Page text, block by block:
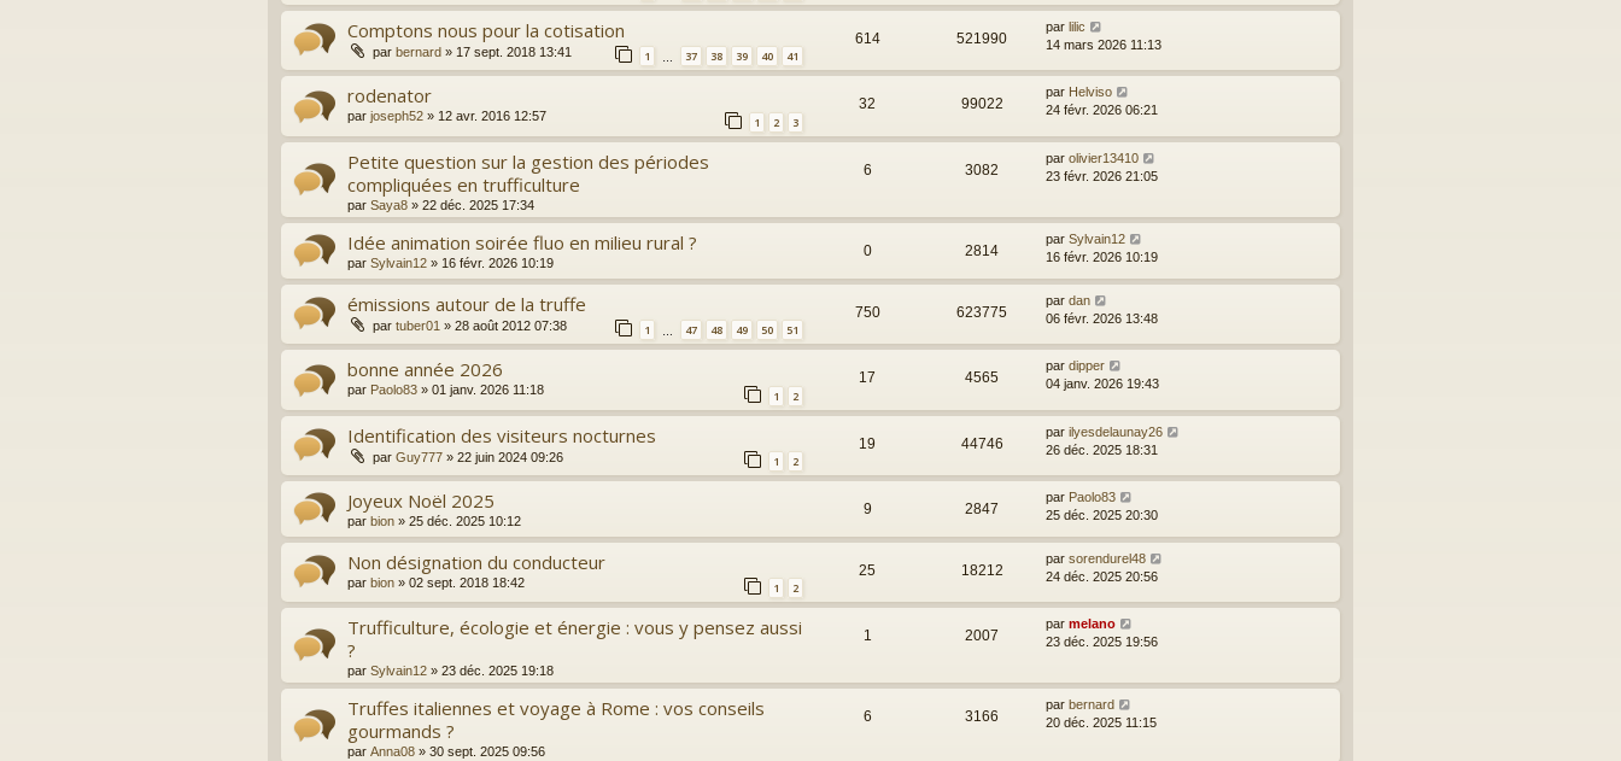
Comptons nous pour la cotisation
par bernard » 17 sept. 2018 13:41 1 … 37 38 39 40 41
614 521990
par lilic
14 mars 2026 11:13
rodenator
par joseph52 » 12 avr. 2016 12:57 1 2 3
32 99022
par Helviso
24 févr. 2026 06:21
Petite question sur la gestion des périodes
compliquées en trufficulture
par Saya8 » 22 déc. 2025 17:34
6 3082
par olivier13410
23 févr. 2026 21:05
Idée animation soirée fluo en milieu rural ?
par Sylvain12 » 16 févr. 2026 10:19
0 2814
par Sylvain12
16 févr. 2026 10:19
émissions autour de la truffe
par tuber01 » 28 août 2012 07:38 1 … 47 48 49 50 51
750 623775
par dan
06 févr. 2026 13:48
bonne année 2026
par Paolo83 » 01 janv. 2026 11:18 1 2
17 4565
par dipper
04 janv. 2026 19:43
Identification des visiteurs nocturnes
par Guy777 » 22 juin 2024 09:26 1 2
19 44746
par ilyesdelaunay26
26 déc. 2025 18:31
Joyeux Noël 2025
par bion » 25 déc. 2025 10:12
9 2847
par Paolo83
25 déc. 2025 20:30
Non désignation du conducteur
par bion » 02 sept. 2018 18:42 1 2
25 18212
par sorendurel48
24 déc. 2025 20:56
Trufficulture, écologie et énergie : vous y pensez aussi
?
par Sylvain12 » 23 déc. 2025 19:18
1 2007
par melano
23 déc. 2025 19:56
Truffes italiennes et voyage à Rome : vos conseils
gourmands ?
par Anna08 » 30 sept. 2025 09:56
6 3166
par bernard
20 déc. 2025 11:15